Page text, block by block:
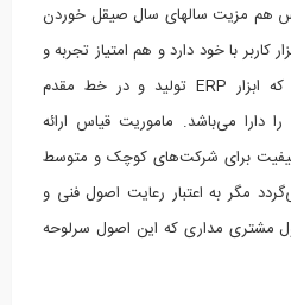
هم مزیت سالهای سال صیقل خوردن
كاربر با خود دارد و هم امتیاز تجربه و
تكنولوژی تیم تولید قدرتمندی كه ابزار ERP تولید و در خط مقدم
دارا می‌باشد. ماموریت قیاس ارائه
کیفیت برای شرکت‌های کوچک و متوسط
مگر به اعتبار رعایت اصول فنی و
مشتری مداری كه این اصول سرلوحه